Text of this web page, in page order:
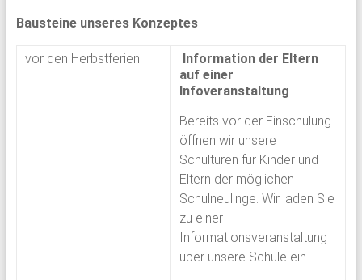
Bausteine unseres Konzeptes
vor den Herbstferien
Information der Eltern
auf einer
Infoveranstaltung
Bereits vor der Einschulung
öffnen wir unsere
Schultüren für Kinder und
Eltern der möglichen
Schulneulinge. Wir laden Sie
zu einer
Informationsveranstaltung
über unsere Schule ein.